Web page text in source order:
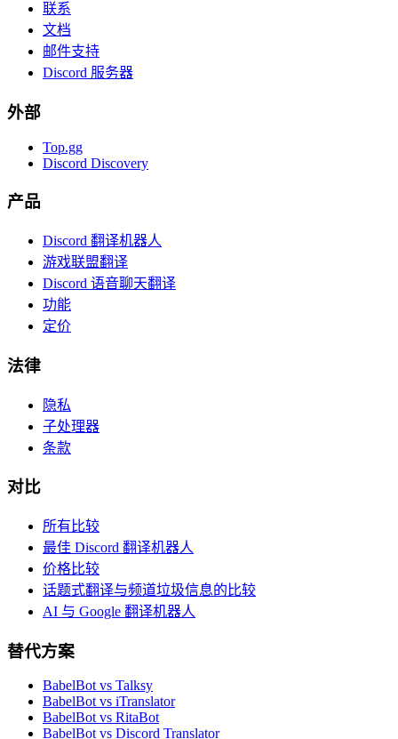
联系
文档
邮件支持
Discord 服务器
外部
Top.gg
Discord Discovery
产品
Discord 翻译机器人
游戏联盟翻译
Discord 语音聊天翻译
功能
定价
法律
隐私
子处理器
条款
对比
所有比较
最佳 Discord 翻译机器人
价格比较
话题式翻译与频道垃圾信息的比较
AI 与 Google 翻译机器人
替代方案
BabelBot vs Talksy
BabelBot vs iTranslator
BabelBot vs RitaBot
BabelBot vs Discord Translator